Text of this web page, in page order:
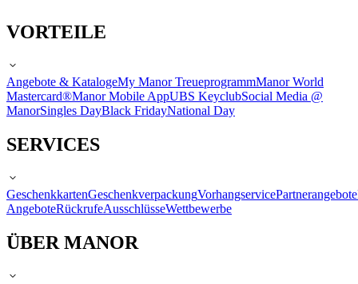
VORTEILE
Angebote & KatalogeMy Manor TreueprogrammManor World
Mastercard®Manor Mobile AppUBS KeyclubSocial Media @
ManorSingles DayBlack FridayNational Day
SERVICES
GeschenkkartenGeschenkverpackungVorhangservicePartnerangebote
AngeboteRückrufeAusschlüsseWettbewerbe
ÜBER MANOR